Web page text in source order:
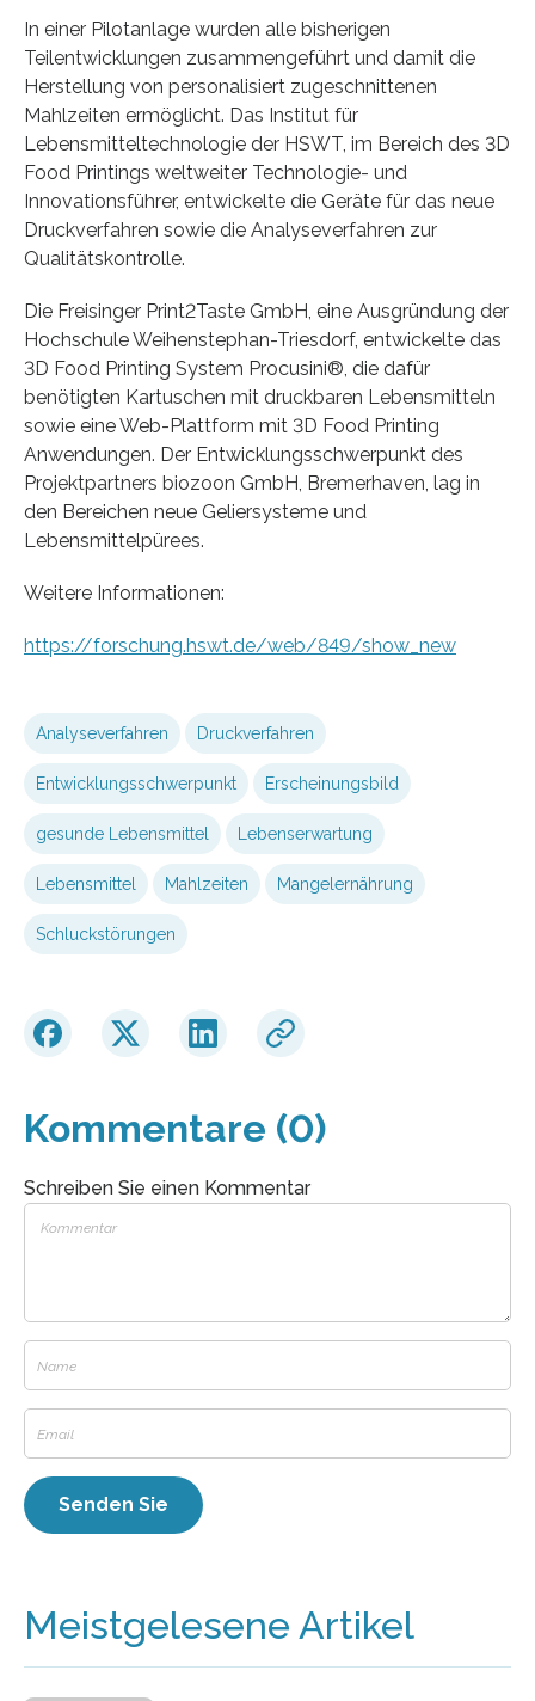
In einer Pilotanlage wurden alle bisherigen
Teilentwicklungen zusammengeführt und damit die
Herstellung von personalisiert zugeschnittenen
Mahlzeiten ermöglicht. Das Institut für
Lebensmitteltechnologie der HSWT, im Bereich des 3D
Food Printings weltweiter Technologie- und
Innovationsführer, entwickelte die Geräte für das neue
Druckverfahren sowie die Analyseverfahren zur
Qualitätskontrolle.
Die Freisinger Print2Taste GmbH, eine Ausgründung der
Hochschule Weihenstephan-Triesdorf, entwickelte das
3D Food Printing System Procusini®, die dafür
benötigten Kartuschen mit druckbaren Lebensmitteln
sowie eine Web-Plattform mit 3D Food Printing
Anwendungen. Der Entwicklungsschwerpunkt des
Projektpartners biozoon GmbH, Bremerhaven, lag in
den Bereichen neue Geliersysteme und
Lebensmittelpürees.
Weitere Informationen:
https://forschung.hswt.de/web/849/show_new
Analyseverfahren Druckverfahren
Entwicklungsschwerpunkt Erscheinungsbild
gesunde Lebensmittel Lebenserwartung
Lebensmittel Mahlzeiten Mangelernährung
Schluckstörungen
Kommentare (0)
Schreiben Sie einen Kommentar
Meistgelesene Artikel